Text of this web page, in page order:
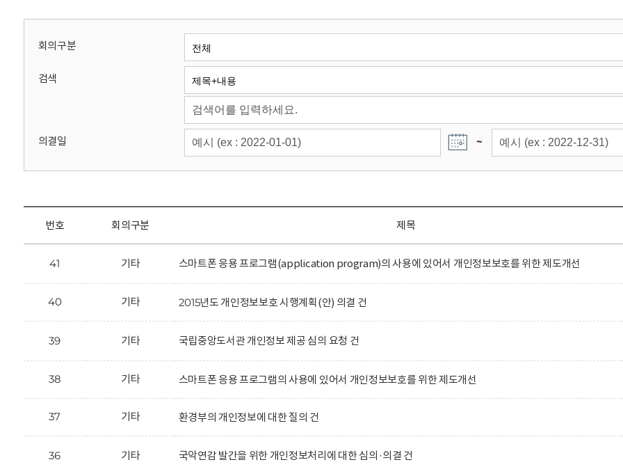
회
회의구분
검색
의결일 ~
번호 회의구분 제목
41 기타 스마트폰 응용 프로그램(application program)의 사용에 있어서 개인정보보호를 위한 제도개선
40 기타 2015년도 개인정보보호 시행계획(안) 의결 건
39 기타 국립중앙도서관 개인정보 제공 심의 요청 건
38 기타 스마트폰 응용 프로그램의 사용에 있어서 개인정보보호를 위한 제도개선
37 기타 환경부의 개인정보에 대한 질의 건
36 기타 국악연감 발간을 위한 개인정보처리에 대한 심의·의결 건